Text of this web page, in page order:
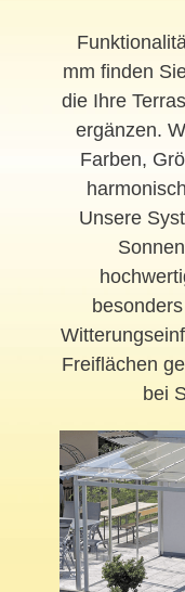
mm finden
die Ihre
ergänzen.
Farben,
Unsere
Freiflächen
bei